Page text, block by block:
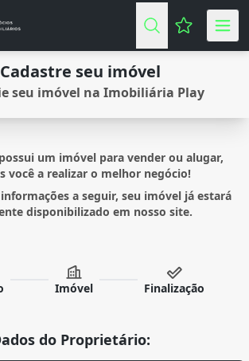
Favoritos
Cadastre seu imóvel
seu imóvel na Imobiliária Play
um imóvel para vender ou alugar,
você a realizar o melhor negócio!
a seguir, seu imóvel já estará
disponibilizado em nosso site.
Imóvel Finalização
do Proprietário: